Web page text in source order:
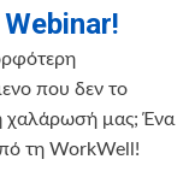
που δεν το
χαλάρωσή μας; Ένα
τη WorkWell!